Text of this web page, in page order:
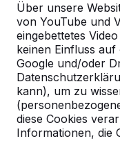
Über unsere
von YouTube und
eingebettetes
keinen Einfluss
Google und/oder
kann), um zu
diese Cookies
Informationen, die
Zie ook
Düren Nörvenich